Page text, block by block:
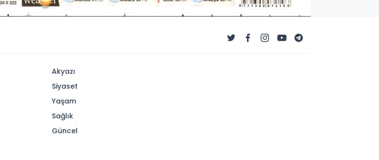
Akyazı
Siyaset
Yaşam
Sağlık
Güncel